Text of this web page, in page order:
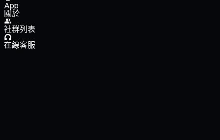
App
關於
社群列表
在線客服